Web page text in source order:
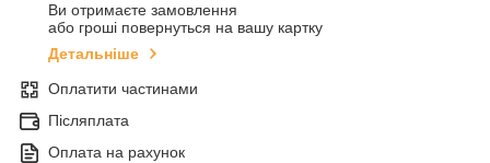
Ви отримаєте замовлення
або гроші повернуться на вашу картку
Детальніше
Оплатити частинами
Післяплата
Оплата на рахунок